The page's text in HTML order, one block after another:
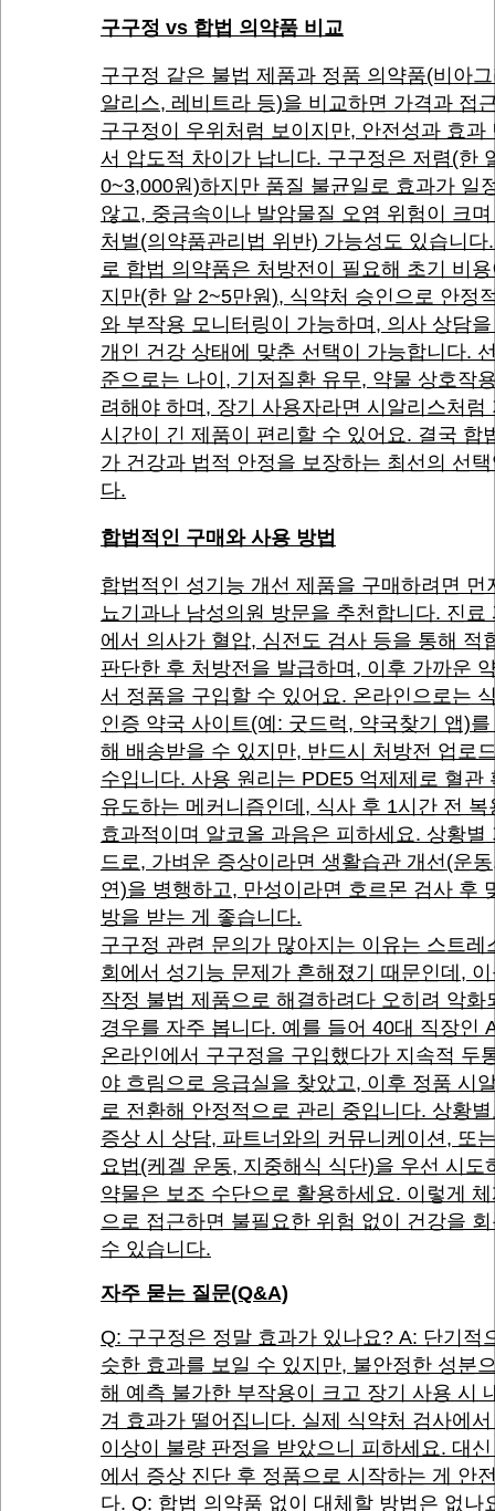
구구정 vs 합법 의약품 비교
구구정 같은 불법 제품과 정품 의약품(비아
알리스, 레비트라 등)을 비교하면 가격과 접
구구정이 우위처럼 보이지만, 안전성과 효과
서 압도적 차이가 납니다. 구구정은 저렴(한
0~3,000원)하지만 품질 불균일로 효과가 일
않고, 중금속이나 발암물질 오염 위험이 크
처벌(의약품관리법 위반) 가능성도 있습니다
로 합법 의약품은 처방전이 필요해 초기 비
지만(한 알 2~5만원), 식약처 승인으로 안정
와 부작용 모니터링이 가능하며, 의사 상담
개인 건강 상태에 맞춘 선택이 가능합니다.
준으로는 나이, 기저질환 유무, 약물 상호작
려해야 하며, 장기 사용자라면 시알리스처럼
시간이 긴 제품이 편리할 수 있어요. 결국 합
가 건강과 법적 안정을 보장하는 최선의 선
다.
합법적인 구매와 사용 방법
합법적인 성기능 개선 제품을 구매하려면 먼
뇨기과나 남성의원 방문을 추천합니다. 진료
에서 의사가 혈압, 심전도 검사 등을 통해 적
판단한 후 처방전을 발급하며, 이후 가까운
서 정품을 구입할 수 있어요. 온라인으로는
인증 약국 사이트(예: 굿드럭, 약국찾기 앱)
해 배송받을 수 있지만, 반드시 처방전 업로
수입니다. 사용 원리는 PDE5 억제제로 혈관
유도하는 메커니즘인데, 식사 후 1시간 전 복
효과적이며 알코올 과음은 피하세요. 상황별
드로, 가벼운 증상이라면 생활습관 개선(운
연)을 병행하고, 만성이라면 호르몬 검사 후
방을 받는 게 좋습니다.
구구정 관련 문의가 많아지는 이유는 스트레
회에서 성기능 문제가 흔해졌기 때문인데,
작정 불법 제품으로 해결하려다 오히려 악화
경우를 자주 봅니다. 예를 들어 40대 직장인
온라인에서 구구정을 구입했다가 지속적 두
야 흐림으로 응급실을 찾았고, 이후 정품 시
로 전환해 안정적으로 관리 중입니다. 상황
증상 시 상담, 파트너와의 커뮤니케이션, 또
요법(케겔 운동, 지중해식 식단)을 우선 시도
약물은 보조 수단으로 활용하세요. 이렇게
으로 접근하면 불필요한 위험 없이 건강을
수 있습니다.
자주 묻는 질문(Q&A)
Q: 구구정은 정말 효과가 있나요? A: 단기적
슷한 효과를 보일 수 있지만, 불안정한 성분
해 예측 불가한 부작용이 크고 장기 사용 시
겨 효과가 떨어집니다. 실제 식약처 검사에
이상이 불량 판정을 받았으니 피하세요. 대
에서 증상 진단 후 정품으로 시작하는 게 안
다. Q: 합법 의약품 없이 대체할 방법은 없나